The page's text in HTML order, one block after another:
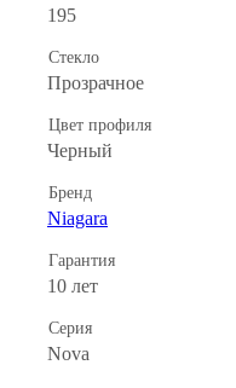
195
Стекло
Прозрачное
Цвет профиля
Черный
Бренд
Niagara
Гарантия
10 лет
Серия
Nova